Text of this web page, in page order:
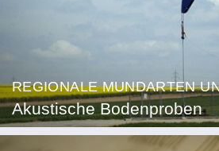
REGIONALE MUNDARTEN
Akustische Bodenproben